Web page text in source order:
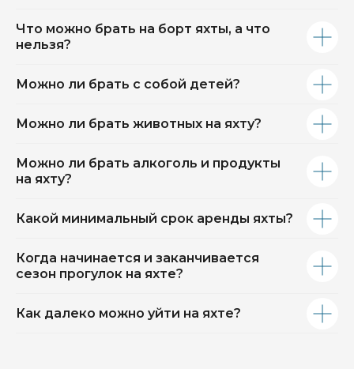
Что можно брать на борт яхты, а что
нельзя?
Можно ли брать с собой детей?
Можно ли брать животных на яхту?
Можно ли брать алкоголь и продукты
на яхту?
Какой минимальный срок аренды яхты?
Когда начинается и заканчивается
сезон прогулок на яхте?
Как далеко можно уйти на яхте?